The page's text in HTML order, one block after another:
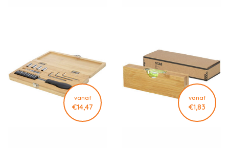
vanaf
€14,47
vanaf
€1,83